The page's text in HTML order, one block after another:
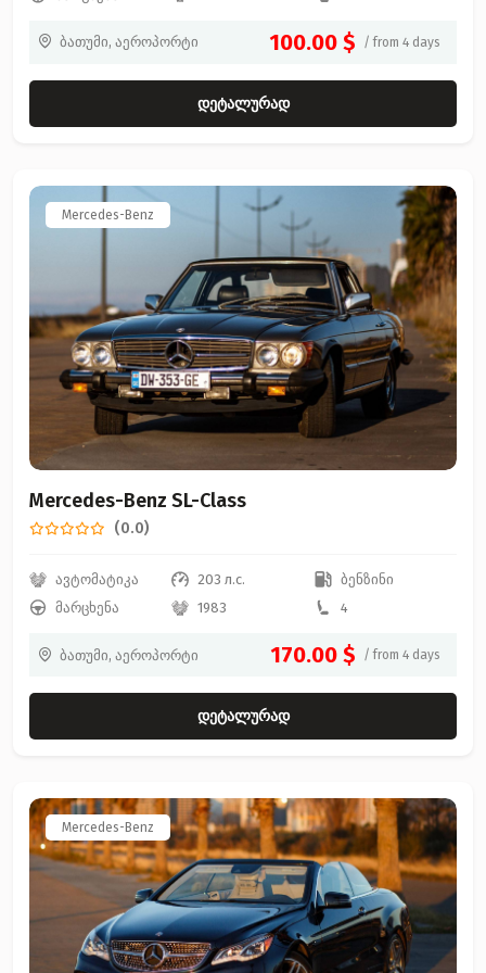
ბათუმი, აეროპორტი 100.00 $ / from 4 days
დეტალურად
Mercedes-Benz
Mercedes-Benz SL-Class
(0.0)
ავტომატიკა 203 л.с.
ბენზინი
მარცხენა
1983 4
ბათუმი, აეროპორტი 170.00 $ / from 4 days
დეტალურად
Mercedes-Benz